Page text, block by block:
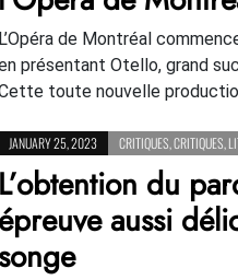
L’Opéra de Montréal
présentant Otello, grand
toute nouvelle
JANUARY 25, 2023 CRITIQUES ,CRITIQUES
L’obtention du
épreuve aussi